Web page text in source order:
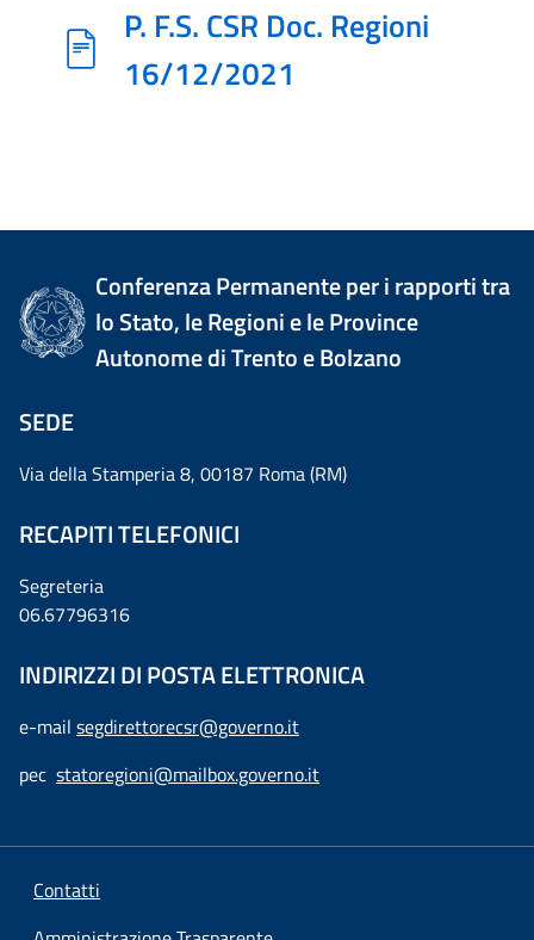
P. F.S. CSR Doc. Regioni
16/12/2021
Conferenza Permanente per i rapporti tra
lo Stato, le Regioni e le Province
Autonome di Trento e Bolzano
SEDE
Via della Stamperia 8, 00187 Roma (RM)
RECAPITI TELEFONICI
Segreteria
06.67796316
INDIRIZZI DI POSTA ELETTRONICA
e-mail segdirettorecsr@governo.it
pec statoregioni@mailbox.governo.it
Contatti